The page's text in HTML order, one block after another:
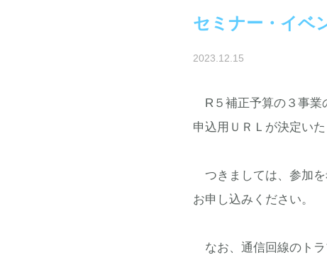
セミナー・イベ
2023.12.15
R５補正予算の３事業
申込用ＵＲＬが決定い
つきましては、参加を
お申し込みください。
なお、通信回線のトラ